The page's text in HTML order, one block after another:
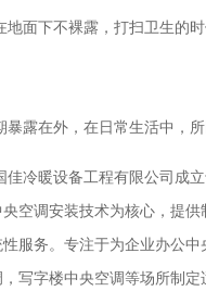
地面下不裸露，打扫卫生的时
暴露在外，在日常生活中，
佳冷暖设备工程有限公司成
空调安装技术为核心，提
服务。专注于为企业办公
写字楼中央空调等场所制